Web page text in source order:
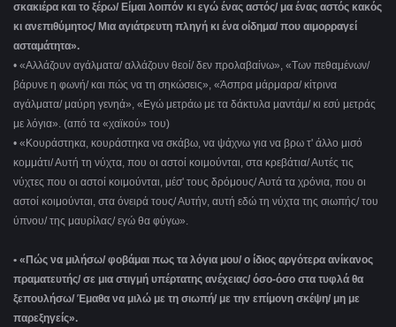
σκακιέρα και το ξέρω/ Είμαι λοιπόν κι εγώ ένας αστός/ μα ένας αστός κακός
κι ανεπιθύμητος/ Μια αγιάτρευτη πληγή κι ένα οίδημα/ που αιμορραγεί
ασταμάτητα».
• «Αλλάζουν αγάλματα/ αλλάζουν θεοί/ δεν προλαβαίνω», «Των πεθαμένων/
βάρυνε η φωνή/ και πώς να τη σηκώσεις», «Άσπρα μάρμαρα/ κίτρινα
αγάλματα/ μαύρη γενηά», «Εγώ μετράω με τα δάκτυλα μαντάμ/ κι εσύ μετράς
με λόγια». (από τα «χαϊκού» του)
• «Κουράστηκα, κουράστηκα να σκάβω, να ψάχνω για να βρω τ' άλλο μισό
κομμάτι/ Αυτή τη νύχτα, που οι αστοί κοιμούνται, στα κρεβάτια/ Αυτές τις
νύχτες που οι αστοί κοιμούνται, μέσ' τους δρόμους/ Αυτά τα χρόνια, που οι
αστοί κοιμούνται, στα όνειρά τους/ Αυτήν, αυτή εδώ τη νύχτα της σιωπής/ του
ύπνου/ της μαυρίλας/ εγώ θα φύγω».
• «Πώς να μιλήσω/ φοβάμαι πως τα λόγια μου/ ο ίδιος αργότερα ανίκανος
πραματευτής/ σε μια στιγμή υπέρτατης ανέχειας/ όσο-όσο στα τυφλά θα
ξεπουλήσω/ Έμαθα να μιλώ με τη σιωπή/ με την επίμονη σκέψη/ μη με
παρεξηγείς».